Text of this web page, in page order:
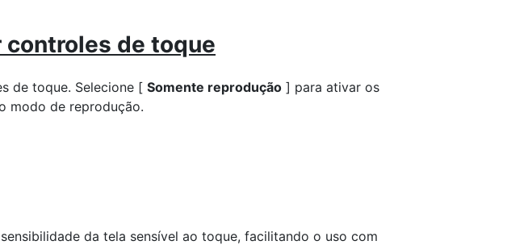
de toque
de toque. Selecione [ Somente reprodução ] para ativar os
modo de reprodução.
da tela sensível ao toque, facilitando o uso com